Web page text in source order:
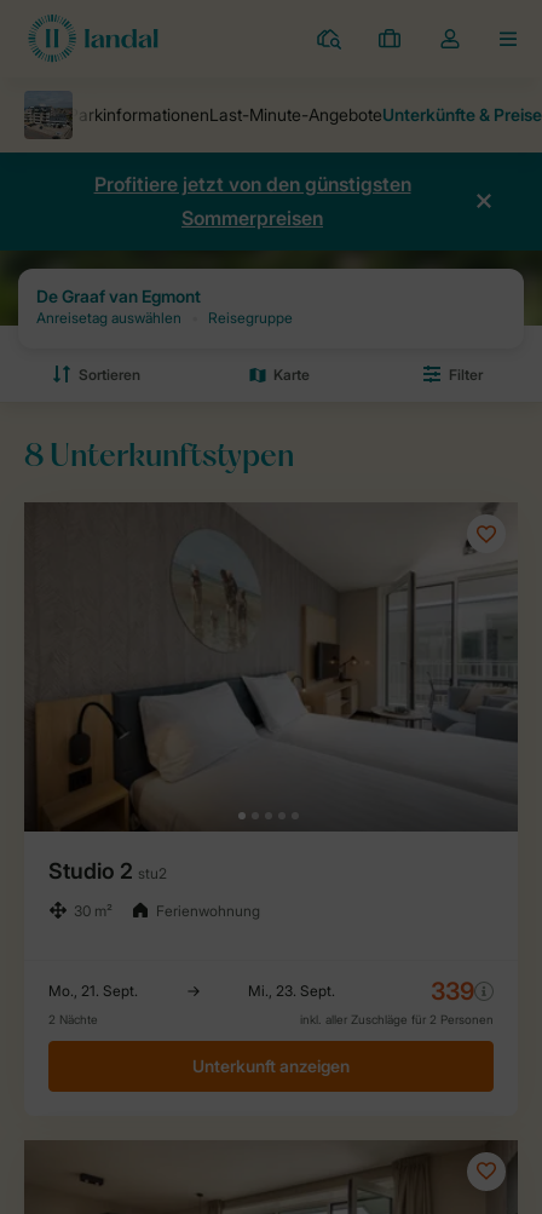
Ferienparks
Meine
Dropdown-
meines
öffnen
Profitiere jetzt von den günstigsten
Sommerpreisen
Ferienparks De Graaf van Egmont